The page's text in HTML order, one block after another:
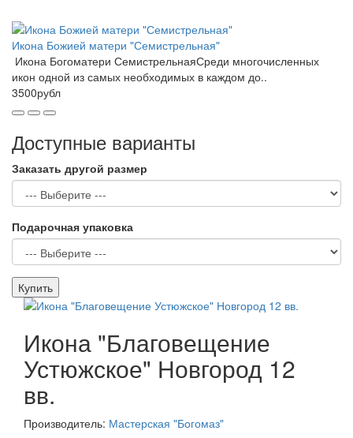
Икона Божией матери "Семистрельная"
Икона Богоматери СемистрельнаяСреди многочисленных
икон одной из самых необходимых в каждом до..
3500рубл
Доступные варианты
Заказать другой размер
Подарочная упаковка
Купить
Икона "Благовещение
Устюжское" Новгород 12
вв.
Производитель: Мастерская "Богомаз"